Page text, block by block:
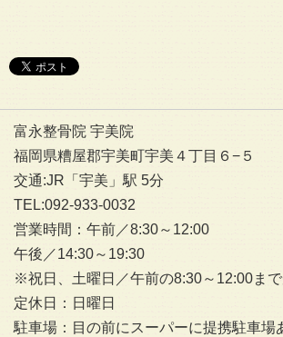
富永整骨院 宇美院
福岡県糟屋郡宇美町宇美４丁目６−５
交通:JR「宇美」駅 5分
TEL:092-933-0032
営業時間：午前／8:30～12:00
午後／14:30～19:30
※祝日、土曜日／午前の8:30～12:00ま
定休日：日曜日
駐車場：目の前にスーパーに提携駐車場